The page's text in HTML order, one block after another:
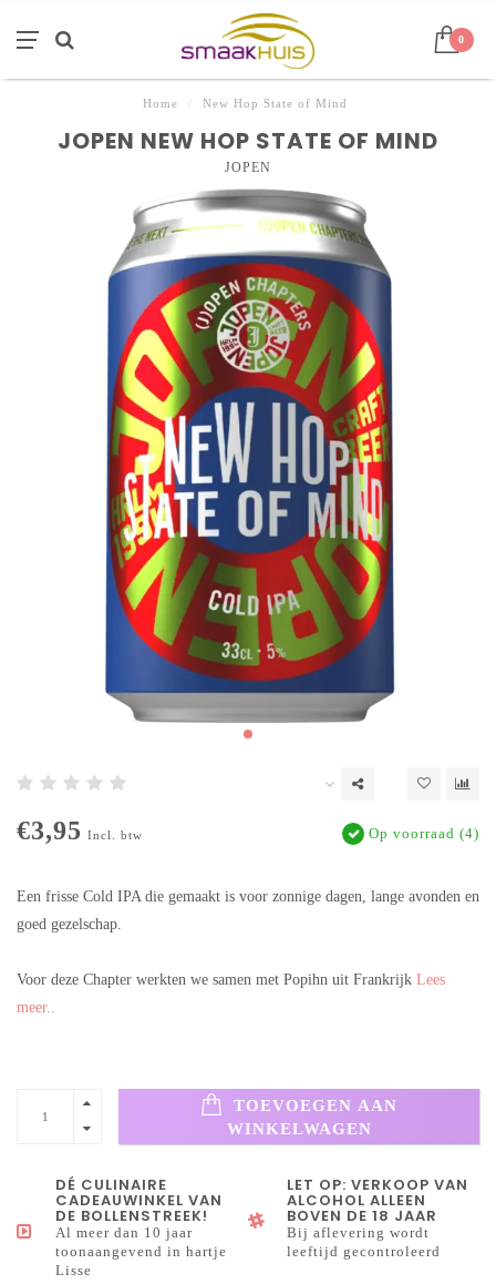
0
Home New Hop State of Mind
JOPEN NEW HOP STATE OF MIND
JOPEN
€3,95 Incl. btw Op voorraad (4)
Een frisse Cold IPA die gemaakt is voor zonnige dagen, lange avonden en
goed gezelschap.
Voor deze Chapter werkten we samen met Popihn uit Frankrijk Lees
meer..
TOEVOEGEN AAN
WINKELWAGEN
DÉ CULINAIRE
CADEAUWINKEL VAN
DE BOLLENSTREEK!
Al meer dan 10 jaar
toonaangevend in hartje
Lisse
LET OP: VERKOOP VAN
ALCOHOL ALLEEN
BOVEN DE 18 JAAR
Bij aflevering wordt
leeftijd gecontroleerd